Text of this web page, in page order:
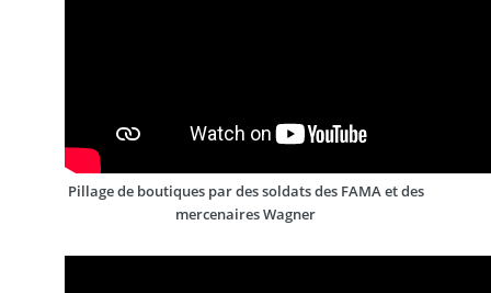
Pillage de boutiques par des soldats des FAMA et des
mercenaires Wagner